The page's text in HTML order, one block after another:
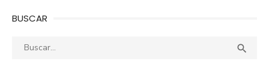
BUSCAR
Buscar: 